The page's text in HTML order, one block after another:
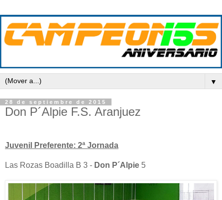
▼
28 de septiembre de 2015
Don P´Alpie F.S. Aranjuez
Juvenil Preferente: 2ª Jornada
Las Rozas Boadilla B 3 - Don P´Alpie 5